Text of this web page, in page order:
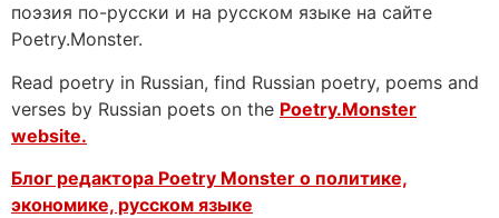
поэзия по-русски и на русском языке на сайте
Poetry.Monster.
Read poetry in Russian, find Russian poetry, poems and
verses by Russian poets on the Poetry.Monster
website.
Блог редактора Poetry Monster о политике,
экономике, русском языке